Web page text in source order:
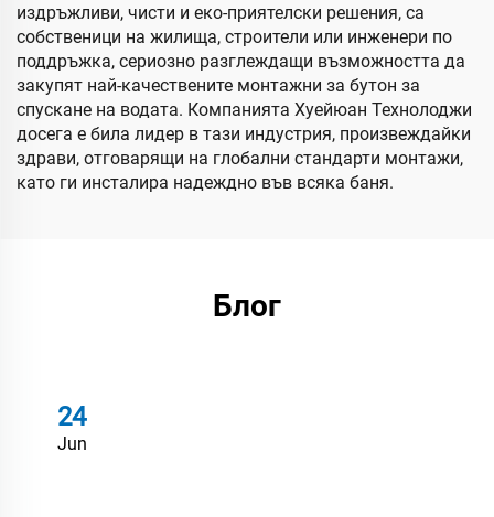
издръжливи, чисти и еко-приятелски решения, са
собственици на жилища, строители или инженери по
поддръжка, сериозно разглеждащи възможността да
закупят най-качествените монтажни за бутон за
спускане на водата. Компанията Хуейюан Технолоджи
досега е била лидер в тази индустрия, произвеждайки
здрави, отговарящи на глобални стандарти монтажи,
като ги инсталира надеждно във всяка баня.
Блог
24
Jun